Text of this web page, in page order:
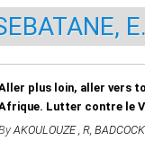
plus loin, aller vers
Lutter contre le
AKOULOUZE , R,